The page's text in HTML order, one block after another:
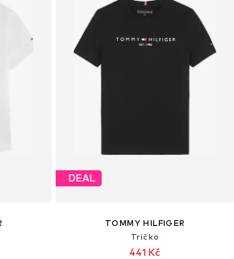
DEAL
TOMMY HILFIGER
Tričko
441 Kč